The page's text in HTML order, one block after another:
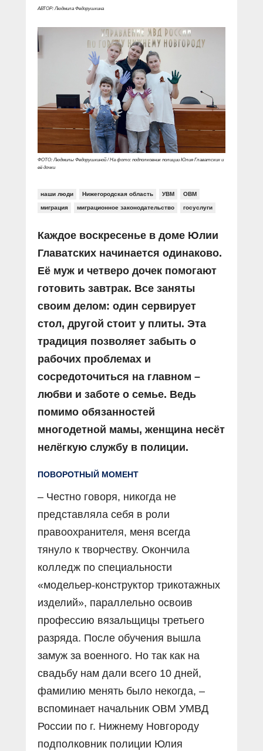
АВТОР: Людмила Федорушкина
ФОТО: Людмилы Федорушкиной / На фото: подполковник полиции Юлия Главатских и
её дочки
наши люди Нижегородская область УВМ ОВМ
миграция миграционное законодательство госуслуги
Каждое воскресенье в доме Юлии
Главатских начинается одинаково.
Её муж и четверо дочек помогают
готовить завтрак. Все заняты
своим делом: один сервирует
стол, другой стоит у плиты. Эта
традиция позволяет забыть о
рабочих проблемах и
сосредоточиться на главном –
любви и заботе о семье. Ведь
помимо обязанностей
многодетной мамы, женщина несёт
нелёгкую службу в полиции.
ПОВОРОТНЫЙ МОМЕНТ
– Честно говоря, никогда не
представляла себя в роли
правоохранителя, меня всегда
тянуло к творчеству. Окончила
колледж по специальности
«модельер-конструктор трикотажных
изделий», параллельно освоив
профессию вязальщицы третьего
разряда. После обучения вышла
замуж за военного. Но так как на
свадьбу нам дали всего 10 дней,
фамилию менять было некогда, –
вспоминает начальник ОВМ УМВД
России по г. Нижнему Новгороду
подполковник полиции Юлия